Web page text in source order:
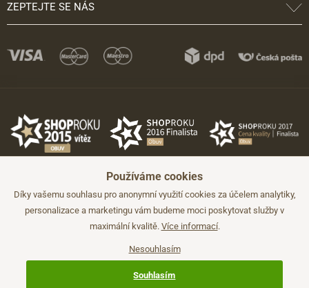
ZEPTEJTE SE NÁS
©2026 JADI.cz. Užití materiálů bez souhlasu není možné.
Používáme cookies
Díky vašemu souhlasu pro anonymní využití cookies za účelem analytiky,
personalizace a marketingu vám budeme moci poskytovat služby v
maximální kvalitě. Více informací.
Nesouhlasím
Souhlasím